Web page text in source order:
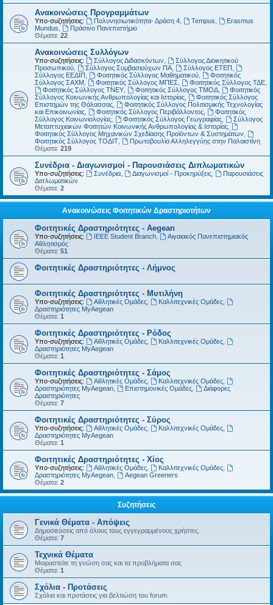
Ανακοινώσεις Προγραμμάτων
Υπο-συζητήσεις: Πολυνησιωτικότητα- Δράση 4, Tempus
Erasmus
Mundus
Πράσινο Πανεπιστήμιο
Θέματα: 22
Ανακοινώσεις Συλλόγων
Υπο-συζητήσεις: Σύλλογος Διδασκόντων
Σύλλογος Διοικητικού
Προσωπικού
Σύλλογος Συμβασιούχων ΠΑ, Σύλλογος ΕΤΕΠ
Σύλλογος ΕΕΔΙΠ
Φοιτητικός Σύλλογος Μαθηματικού,
Φοιτητικός
Σύλλογος ΣΑΧΜ
Φοιτητικός Σύλλογος ΜΠΕΣ Φοιτητικός Σύλλογος ΤΔΕ,
Φοιτητικός Σύλλογος ΤΝΕΥ, Φοιτητικός Σύλλογος ΤΜΟΔ,
Φοιτητικός
Σύλλογος Κοινωνικής Ανθρωπολογίας και Ιστορίας
Φοιτητικός Σύλλογος
Επιστημών της Θάλασσας
Φοιτητικός Σύλλογος Πολιτισμικής Τεχνολογίας
και Επικοινωνίας
Φοιτητικός Σύλλογος Περιβάλλοντος,
Φοιτητικός
Σύλλογος Κοινωνιολογίας
Φοιτητικός Σύλλογος Γεωγραφίας,
Σύλλογος
Μεταπτυχιακών Φοιτητών Κοινωνικής Ανθρωπολογίας & Ιστορίας
Φοιτητικός Σύλλογος Μηχανικών Σχεδίασης Προϊόντων & Συστημάτων
Φοιτητικός Σύλλογος ΤΟΔΙΤ
Πρωτοβουλία Αλληλεγγύης στην Παλαιστίνη
Θέματα: 219
Συνέδρια - Διαγωνισμοί - Παρουσιάσεις Διπλωματικών
Υπο-συζητήσεις: Συνέδρια, Διαγωνισμοί - Προκηρύξεις,
Παρουσιάσεις
Διπλωματικών
Θέματα: 2
Ανακοινώσεις Φοιτητικών Δραστηριοτήτων
Φοιτητικές Δραστηριότητες - Aegean
Υπο-συζητήσεις: IEEE Student Branch,
Αιγαιακός Πανεπιστημιακός
Αθλητισμός
Θέματα: 51
Φοιτητικές Δραστηριότητες - Λήμνος
Φοιτητικές Δραστηριότητες - Μυτιλήνη
Υπο-συζητήσεις: Αθλητικές Ομάδες, Καλλιτεχνικές Ομάδες,
Δραστηριότητες MyAegean
Θέματα: 1
Φοιτητικές Δραστηριότητες - Ρόδος
Υπο-συζητήσεις: Αθλητικές Ομάδες, Καλλιτεχνικές Ομάδες,
Δραστηριότητες MyAegean
Θέματα: 1
Φοιτητικές Δραστηριότητες - Σάμος
Υπο-συζητήσεις: Αθλητικές Ομάδες, Καλλιτεχνικές Ομάδες,
Δραστηριότητες MyAegean
Επιστημονικές Ομάδες,
Διάφορες
Δραστηριότητες
Θέματα: 7
Φοιτητικές Δραστηριότητες - Σύρος
Υπο-συζητήσεις: Αθλητικές Ομάδες, Καλλιτεχνικές Ομάδες,
Δραστηριότητες MyAegean
Θέματα: 1
Φοιτητικές Δραστηριότητες - Χίος
Υπο-συζητήσεις: Αθλητικές Ομάδες, Καλλιτεχνικές Ομάδες,
Δραστηριότητες MyAegean
Aegean Greeners
Θέματα: 2
Συζητήσεις
Γενικά Θέματα - Απόψεις
Δημοσιεύσεις από όλους τους εγγεγραμμένους χρήστες.
Θέματα: 7
Τεχνικά Θέματα
Μοιραστείτε τη γνώση σας και τα προβλήματα σας
Θέματα: 1
Σχόλια - Προτάσεις
Σχόλια και προτάσεις για βελτιώση του forum.